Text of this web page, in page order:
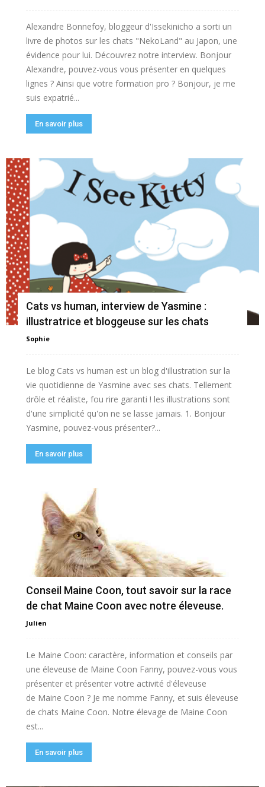
Alexandre Bonnefoy, bloggeur d'Issekinicho a sorti un
livre de photos sur les chats "NekoLand" au Japon, une
évidence pour lui. Découvrez notre interview. Bonjour
Alexandre, pouvez-vous vous présenter en quelques
lignes ? Ainsi que votre formation pro ? Bonjour, je me
suis expatrié...
En savoir plus
Cats vs human, interview de Yasmine :
illustratrice et bloggeuse sur les chats
Sophie
Le blog Cats vs human est un blog d'illustration sur la
vie quotidienne de Yasmine avec ses chats. Tellement
drôle et réaliste, fou rire garanti ! les illustrations sont
d'une simplicité qu'on ne se lasse jamais. 1. Bonjour
Yasmine, pouvez-vous présenter?...
En savoir plus
Conseil Maine Coon, tout savoir sur la race
de chat Maine Coon avec notre éleveuse.
Julien
Le Maine Coon: caractère, information et conseils par
une éleveuse de Maine Coon Fanny, pouvez-vous vous
présenter et présenter votre activité d'éleveuse
de Maine Coon ? Je me nomme Fanny, et suis éleveuse
de chats Maine Coon. Notre élevage de Maine Coon
est...
En savoir plus